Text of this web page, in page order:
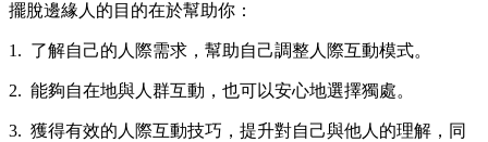
擺脫邊緣人的目的在於幫助你：
1. 了解自己的人際需求，幫助自己調整人際互動模式。
2. 能夠自在地與人群互動，也可以安心地選擇獨處。
3. 獲得有效的人際互動技巧，提升對自己與他人的理解，同